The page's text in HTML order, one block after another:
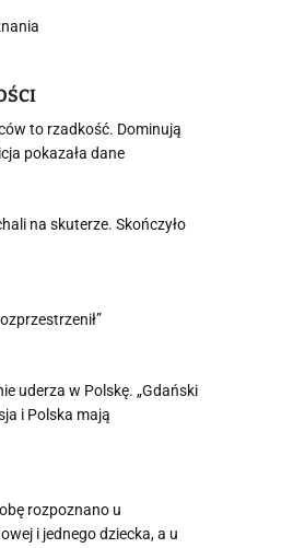
to rzadkość. Dominują
pokazała dane
na skuterze. Skończyło
uderza w Polskę. „Gdański
i Polska mają
rozpoznano u
i jednego dziecka, a u